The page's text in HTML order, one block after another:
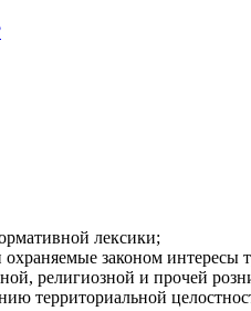
лексики;
законом интересы
религиозной и прочей
территориальной